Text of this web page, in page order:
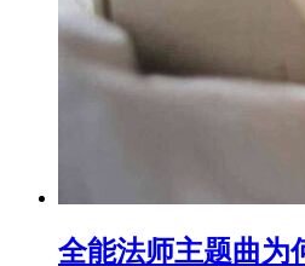
全能法师主题曲为